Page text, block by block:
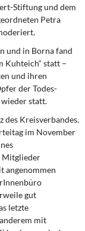
Stiftung und dem
Petra
und in Borna fand
Kuhteich“ statt –
und ihren
der Todes-
statt.
des Kreisverbandes.
im November
Mitglieder
angenommen
gut
letzte
mit